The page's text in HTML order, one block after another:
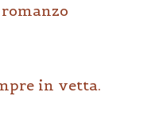
in vetta.